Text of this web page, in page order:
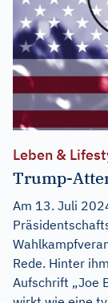
Leben &
Trump-
Am 13. Juli
Rede. Hinter
Aufschrift „Joe